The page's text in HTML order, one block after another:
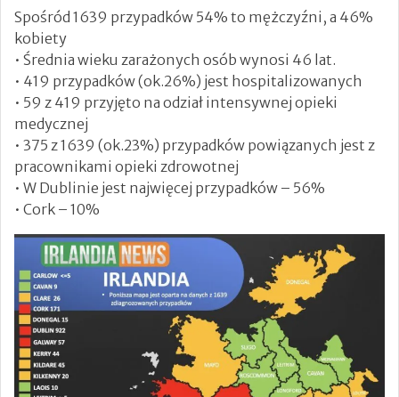
przestępczością a migracją” [VIDEO]
Zamordowała dwójkę swoich małych dzieci
Spośród 1639 przypadków 54% to mężczyźni, a 46%
kobiety
• Średnia wieku zarażonych osób wynosi 46 lat.
• 419 przypadków (ok.26%) jest hospitalizowanych
• 59 z 419 przyjęto na odział intensywnej opieki
medycznej
• 375 z 1639 (ok.23%) przypadków powiązanych jest z
pracownikami opieki zdrowotnej
• W Dublinie jest najwięcej przypadków – 56%
• Cork – 10%